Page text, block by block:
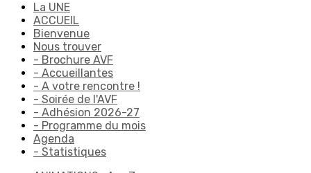
La UNE
ACCUEIL
Bienvenue
Nous trouver
- Brochure AVF
- Accueillantes
- A votre rencontre !
- Soirée de l'AVF
- Adhésion 2026-27
- Programme du mois
Agenda
- Statistiques